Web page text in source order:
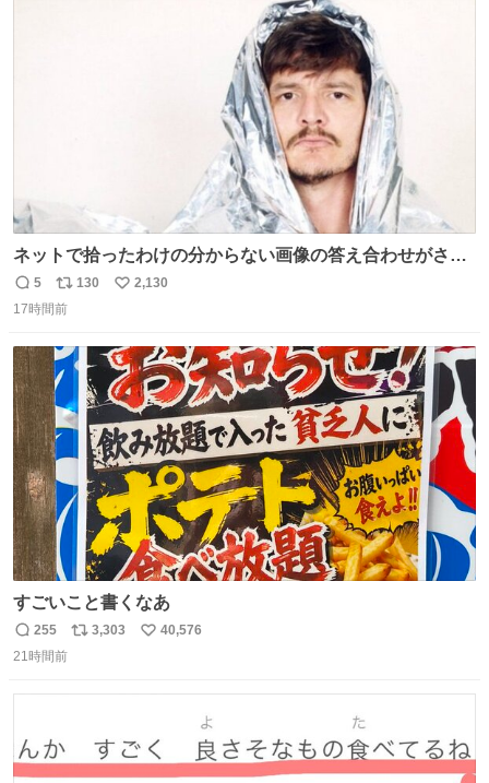
ネットで拾ったわけの分からない画像の答え合わせがされ
ていくw
返
信
5
リ
ポ
ト
数
130
い
数
2,130
17時間前
すごいこと書くなあ
返
信
255
リ
3,303
い
40,576
21時間前